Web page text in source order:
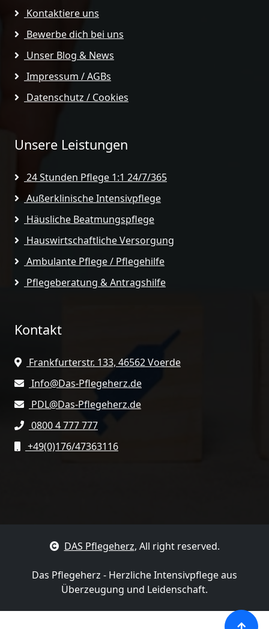
Kontaktiere uns
Bewerbe dich bei uns
Unser Blog & News
Impressum / AGBs
Datenschutz / Cookies
Unsere Leistungen
24 Stunden Pflege 1:1 24/7/365
Außerklinische Intensivpflege
Häusliche Beatmungspflege
Hauswirtschaftliche Versorgung
Ambulante Pflege / Pflegehilfe
Pflegeberatung & Antragshilfe
Kontakt
Frankfurterstr. 133, 46562 Voerde
Info@Das-Pflegeherz.de
PDL@Das-Pflegeherz.de
0800 4 777 777
+49(0)176/47363116
DAS Pflegeherz, All right reserved.
Das Pflegeherz - Herzliche Intensivpflege aus
Überzeugung und Leidenschaft.